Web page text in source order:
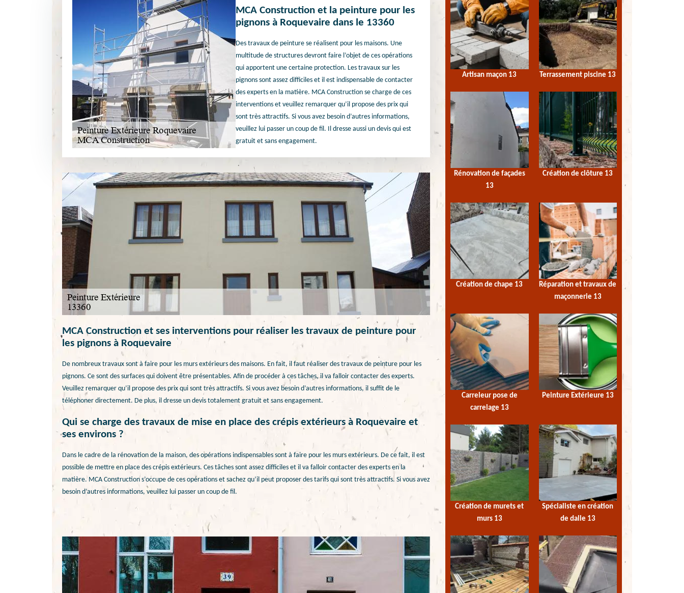
MCA Construction et la peinture pour les
pignons à Roquevaire dans le 13360
Des travaux de peinture se réalisent pour les maisons. Une
multitude de structures devront faire l’objet de ces opérations
qui apportent une certaine protection. Les travaux sur les
pignons sont assez difficiles et il est indispensable de contacter
des experts en la matière. MCA Construction se charge de ces
interventions et veuillez remarquer qu’il propose des prix qui
sont très attractifs. Si vous avez besoin d’autres informations,
veuillez lui passer un coup de fil. Il dresse aussi un devis qui est
gratuit et sans engagement.
MCA Construction et ses interventions pour réaliser les travaux de peinture pour
les pignons à Roquevaire
De nombreux travaux sont à faire pour les murs extérieurs des maisons. En fait, il faut réaliser des travaux de peinture pour les
pignons. Ce sont des surfaces qui doivent être présentables. Afin de procéder à ces tâches, il va falloir contacter des experts.
Veuillez remarquer qu’il propose des prix qui sont très attractifs. Si vous avez besoin d’autres informations, il suffit de le
téléphoner directement. De plus, il dresse un devis totalement gratuit et sans engagement.
Qui se charge des travaux de mise en place des crépis extérieurs à Roquevaire et
ses environs ?
Dans le cadre de la rénovation de la maison, des opérations indispensables sont à faire pour les murs extérieurs. De ce fait, il est
possible de mettre en place des crépis extérieurs. Ces tâches sont assez difficiles et il va falloir contacter des experts en la
matière. MCA Construction s’occupe de ces opérations et sachez qu’il peut proposer des tarifs qui sont très attractifs. Si vous avez
besoin d’autres informations, veuillez lui passer un coup de fil.
Artisan maçon 13 Terrassement piscine 13
Rénovation de façades
13
Création de clôture 13
Création de chape 13
Réparation et travaux de
maçonnerie 13
Carreleur pose de
carrelage 13
Peinture Extérieure 13
Création de murets et
murs 13
Spécialiste en création
de dalle 13